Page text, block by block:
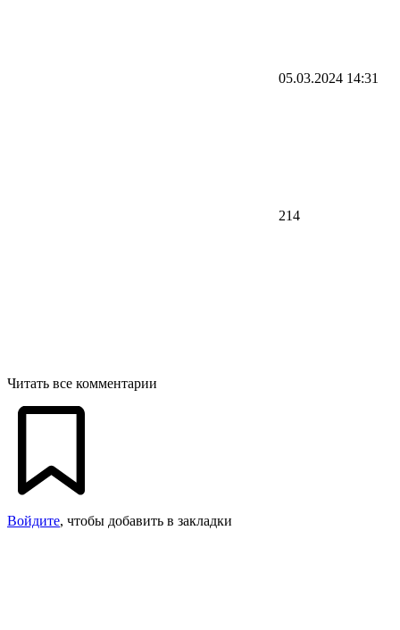
05.03.2024 14:31
214
Читать все комментарии
Войдите, чтобы добавить в закладки